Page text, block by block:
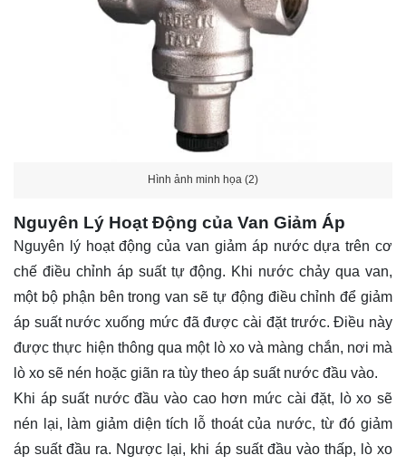
Hình ảnh minh họa (2)
Nguyên Lý Hoạt Động của Van Giảm Áp
Nguyên lý hoạt động của van giảm áp nước dựa trên cơ
chế điều chỉnh áp suất tự động. Khi nước chảy qua van,
một bộ phận bên trong van sẽ tự động điều chỉnh để giảm
áp suất nước xuống mức đã được cài đặt trước. Điều này
được thực hiện thông qua một lò xo và màng chắn, nơi mà
lò xo sẽ nén hoặc giãn ra tùy theo áp suất nước đầu vào.
Khi áp suất nước đầu vào cao hơn mức cài đặt, lò xo sẽ
nén lại, làm giảm diện tích lỗ thoát của nước, từ đó giảm
áp suất đầu ra. Ngược lại, khi áp suất đầu vào thấp, lò xo